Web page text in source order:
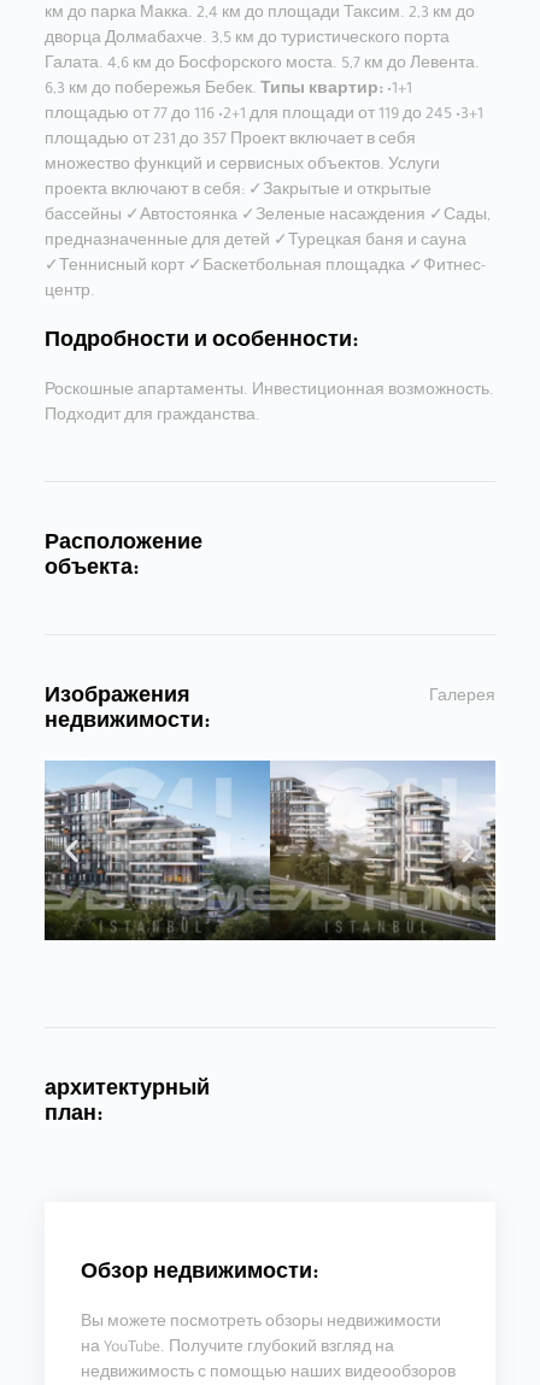
км до парка Макка. 2,4 км до площади Таксим. 2,3 км до
дворца Долмабахче. 3,5 км до туристического порта
Галата. 4,6 км до Босфорского моста. 5,7 км до Левента.
6,3 км до побережья Бебек. Типы квартир:•1+1
площадью от 77 до 116 •2+1 для площади от 119 до 245 •3+1
площадью от 231 до 357 Проект включает в себя
множество функций и сервисных объектов. Услуги
проекта включают в себя: ✓Закрытые и открытые
бассейны ✓Автостоянка ✓Зеленые насаждения ✓Сады,
предназначенные для детей ✓Турецкая баня и сауна
✓Теннисный корт ✓Баскетбольная площадка ✓Фитнес-
центр.
Подробности и особенности:
Роскошные апартаменты. Инвестиционная возможность.
Подходит для гражданства.
Расположение
объекта:
Изображения
недвижимости:
Галерея
архитектурный
план:
Обзор недвижимости:
Вы можете посмотреть обзоры недвижимости
на YouTube. Получите глубокий взгляд на
недвижимость с помощью наших видеообзоров